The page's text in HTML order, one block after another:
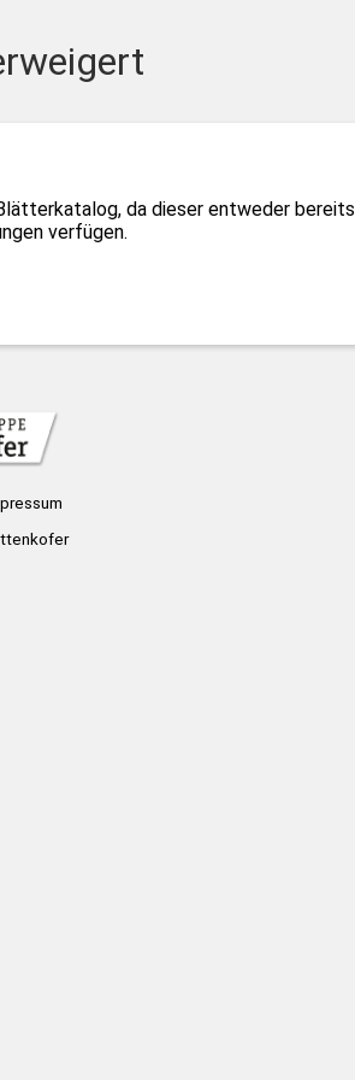
da dieser entweder bereits
verfügen.